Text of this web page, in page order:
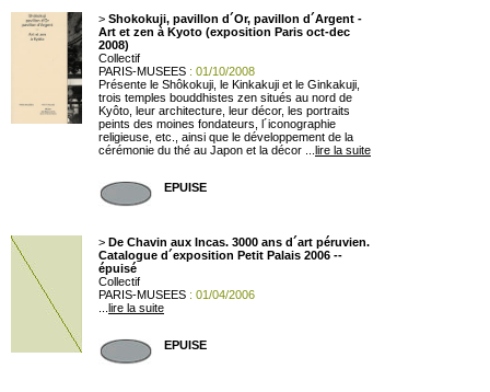
> Shokokuji, pavillon d´Or, pavillon d´Argent -
Art et zen à Kyoto (exposition Paris oct-dec
2008)
Collectif
PARIS-MUSEES : 01/10/2008
Présente le Shôkokuji, le Kinkakuji et le Ginkakuji,
trois temples bouddhistes zen situés au nord de
Kyôto, leur architecture, leur décor, les portraits
peints des moines fondateurs, l´iconographie
religieuse, etc., ainsi que le développement de la
cérémonie du thé au Japon et la décor ... lire la suite
EPUISE
> De Chavin aux Incas. 3000 ans d´art péruvien.
Catalogue d´exposition Petit Palais 2006 --
épuisé
Collectif
PARIS-MUSEES : 01/04/2006
lire la suite
EPUISE